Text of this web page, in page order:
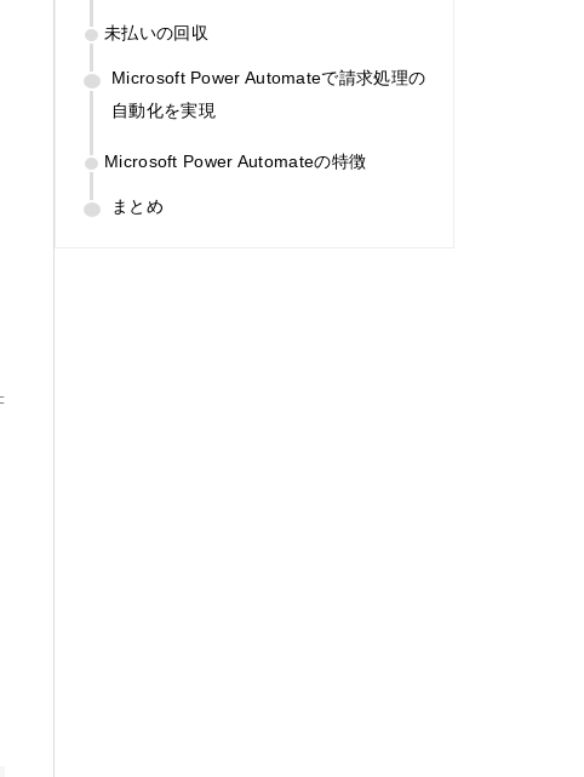
未払いの回収
Microsoft Power Automateで請求処理の
自動化を実現
Microsoft Power Automateの特徴
まとめ